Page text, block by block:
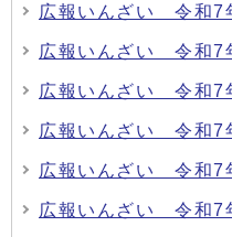
広報いんざい 令和
広報いんざい 令和
広報いんざい 令和
広報いんざい 令和
広報いんざい 令和
広報いんざい 令和